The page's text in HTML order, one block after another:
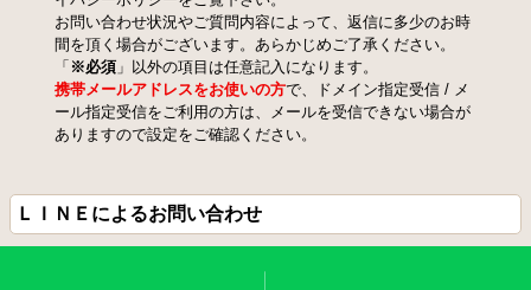
ラウンドレッスンコース
フリー練習
カフェ紹介 アクセスマップ
ネット予約 利用者の声
お問い合わせ状況やご質問内容によって、返信に多少のお時
間を頂く場合がございます。あらかじめご了承ください。
「 ※必須 」以外の項目は任意記入になります。
携帯メールアドレスをお使いの方で、ドメイン指定受信 / メ
ール指定受信をご利用の方は、メールを受信できない場合が
ありますので設定をご確認ください。
ＬＩＮＥによるお問い合わせ